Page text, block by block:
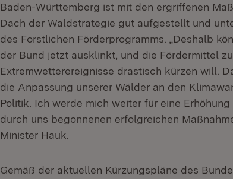
Baden-Württemberg ist mit den ergriffenen
Dach der Waldstrategie gut aufgestellt und
des Forstlichen Förderprogramms. „Deshalb
der Bund jetzt ausklinkt, und die Fördermittel
Extremwetterereignisse drastisch kürzen will.
die Anpassung unserer Wälder an den
Politik. Ich werde mich weiter für eine
durch uns begonnenen erfolgreichen
Minister Hauk.
Gemäß der aktuellen Kürzungspläne des